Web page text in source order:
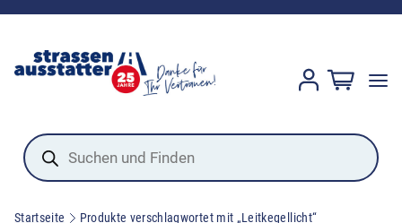
Products
search
Startseite Produkte verschlagwortet mit „Leitkegellicht“